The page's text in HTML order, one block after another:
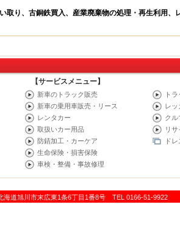
【サービスメニュー】
新車のトラック販売
新車の乗用車販売・リース
レンタカー
取扱いカー用品
防錆加工・カーケア
生命保険・損害保険
車検・整備・事故修理
ト
レッ
クル
リ
ド
道旭川市末広東1条6丁目1番8号 TEL 0166-51-9922